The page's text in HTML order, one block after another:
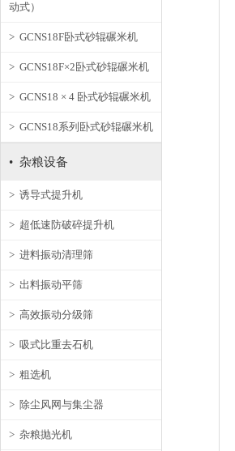
动式）
> GCNS18F卧式砂辊碾米机
> GCNS18F×2卧式砂辊碾米机
> GCNS18 × 4 卧式砂辊碾米机
> GCNS18系列卧式砂辊碾米机
• 杂粮设备
> 诱导式提升机
> 超低速防破碎提升机
> 进料振动清理筛
> 出料振动平筛
> 高效振动分级筛
> 吸式比重去石机
> 粗选机
> 除尘风网与集尘器
> 杂粮抛光机